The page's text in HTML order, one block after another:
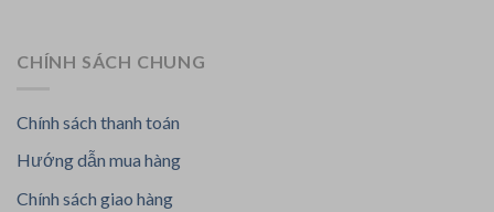
CHÍNH SÁCH CHUNG
Chính sách thanh toán
Hướng dẫn mua hàng
Chính sách giao hàng